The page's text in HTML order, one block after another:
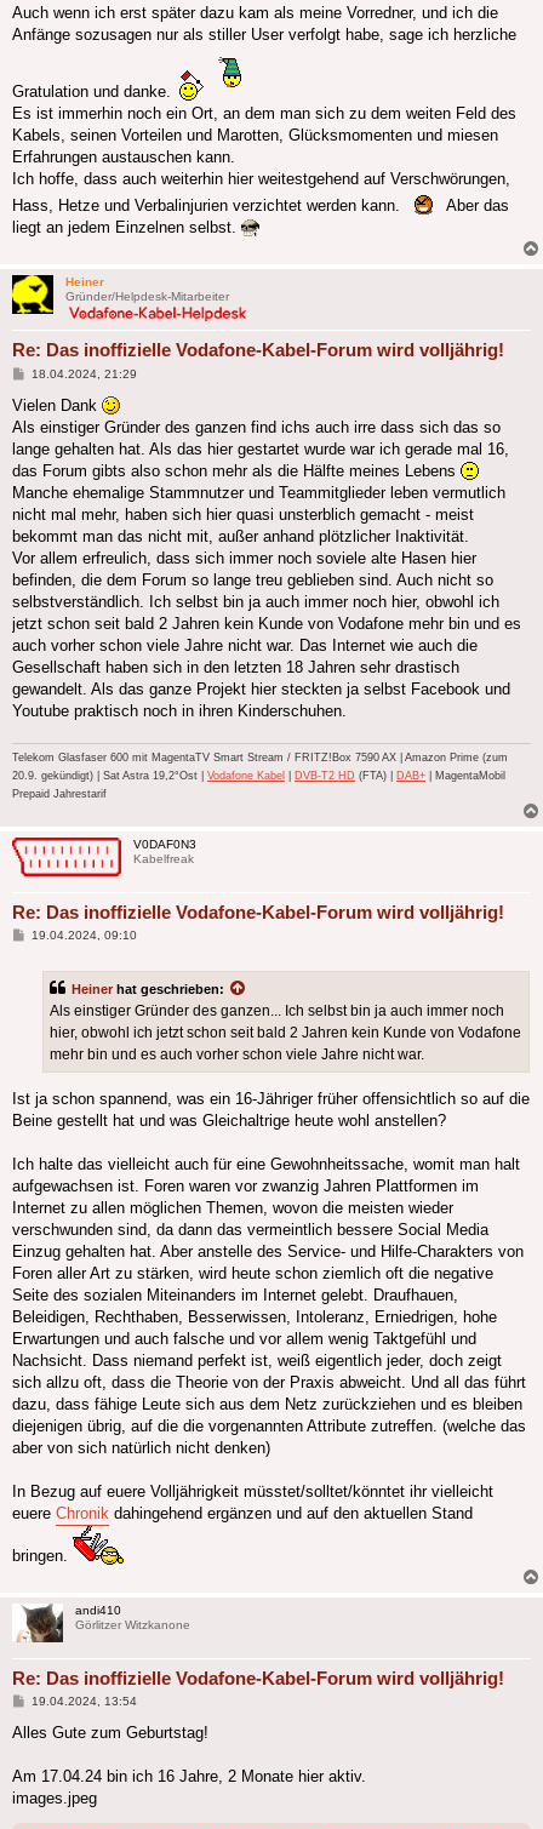
Auch wenn ich erst später dazu kam als meine Vorredner, und ich die
Anfänge sozusagen nur als stiller User verfolgt habe, sage ich herzliche
Gratulation und danke.
Es ist immerhin noch ein Ort, an dem man sich zu dem weiten Feld des
Kabels, seinen Vorteilen und Marotten, Glücksmomenten und miesen
Erfahrungen austauschen kann.
Ich hoffe, dass auch weiterhin hier weitestgehend auf Verschwörungen,
Hass, Hetze und Verbalinjurien verzichtet werden kann.
Aber das
liegt an jedem Einzelnen selbst.
Heiner
Gründer/Helpdesk-Mitarbeiter
Re: Das inoffizielle Vodafone-Kabel-Forum wird volljährig!
Beitrag
18.04.2024, 21:29
Vielen Dank
Als einstiger Gründer des ganzen find ichs auch irre dass sich das so
lange gehalten hat. Als das hier gestartet wurde war ich gerade mal 16,
das Forum gibts also schon mehr als die Hälfte meines Lebens
Manche ehemalige Stammnutzer und Teammitglieder leben vermutlich
nicht mal mehr, haben sich hier quasi unsterblich gemacht - meist
bekommt man das nicht mit, außer anhand plötzlicher Inaktivität.
Vor allem erfreulich, dass sich immer noch soviele alte Hasen hier
befinden, die dem Forum so lange treu geblieben sind. Auch nicht so
selbstverständlich. Ich selbst bin ja auch immer noch hier, obwohl ich
jetzt schon seit bald 2 Jahren kein Kunde von Vodafone mehr bin und es
auch vorher schon viele Jahre nicht war. Das Internet wie auch die
Gesellschaft haben sich in den letzten 18 Jahren sehr drastisch
gewandelt. Als das ganze Projekt hier steckten ja selbst Facebook und
Youtube praktisch noch in ihren Kinderschuhen.
Telekom Glasfaser 600 mit MagentaTV Smart Stream / FRITZ!Box 7590 AX | Amazon Prime (zum
20.9. gekündigt) | Sat Astra 19,2°Ost | Vodafone Kabel DVB-T2 HD (FTA) | DAB+ | MagentaMobil
Prepaid Jahrestarif
V0DAF0N3
Kabelfreak
Re: Das inoffizielle Vodafone-Kabel-Forum wird volljährig!
Beitrag
19.04.2024, 09:10
Heiner hat geschrieben:
Als einstiger Gründer des ganzen... Ich selbst bin ja auch immer noch
hier, obwohl ich jetzt schon seit bald 2 Jahren kein Kunde von Vodafone
mehr bin und es auch vorher schon viele Jahre nicht war.
Ist ja schon spannend, was ein 16-Jähriger früher offensichtlich so auf die
Beine gestellt hat und was Gleichaltrige heute wohl anstellen?
Ich halte das vielleicht auch für eine Gewohnheitssache, womit man halt
aufgewachsen ist. Foren waren vor zwanzig Jahren Plattformen im
Internet zu allen möglichen Themen, wovon die meisten wieder
verschwunden sind, da dann das vermeintlich bessere Social Media
Einzug gehalten hat. Aber anstelle des Service- und Hilfe-Charakters von
Foren aller Art zu stärken, wird heute schon ziemlich oft die negative
Seite des sozialen Miteinanders im Internet gelebt. Draufhauen,
Beleidigen, Rechthaben, Besserwissen, Intoleranz, Erniedrigen, hohe
Erwartungen und auch falsche und vor allem wenig Taktgefühl und
Nachsicht. Dass niemand perfekt ist, weiß eigentlich jeder, doch zeigt
sich allzu oft, dass die Theorie von der Praxis abweicht. Und all das führt
dazu, dass fähige Leute sich aus dem Netz zurückziehen und es bleiben
diejenigen übrig, auf die die vorgenannten Attribute zutreffen. (welche das
aber von sich natürlich nicht denken)
In Bezug auf euere Volljährigkeit müsstet/solltet/könntet ihr vielleicht
euere Chronik dahingehend ergänzen und auf den aktuellen Stand
bringen.
andi410
Görlitzer Witzkanone
Re: Das inoffizielle Vodafone-Kabel-Forum wird volljährig!
Beitrag
19.04.2024, 13:54
Alles Gute zum Geburtstag!
Am 17.04.24 bin ich 16 Jahre, 2 Monate hier aktiv.
images.jpeg